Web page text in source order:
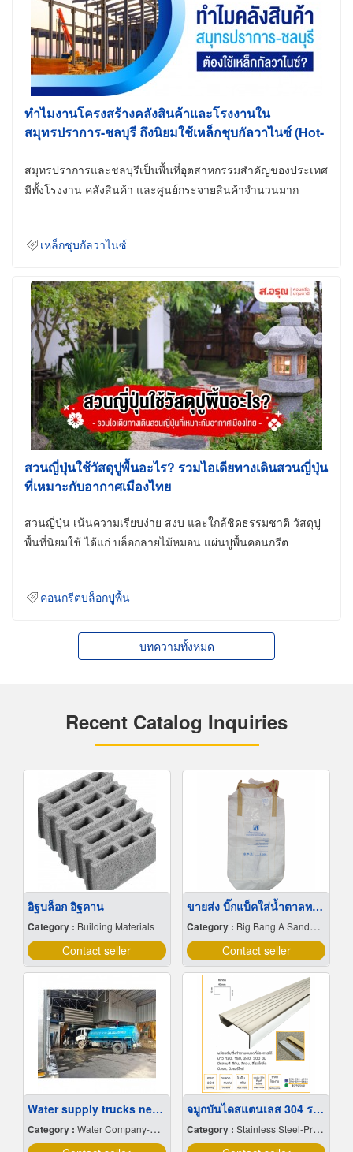
ทำไมงานโครงสร้างคลังสินค้าและโรงงานใน
สมุทรปราการ-ชลบุรี ถึงนิยมใช้เหล็กชุบกัลวาไนซ์ (Hot-
สมุทรปราการและชลบุรีเป็นพื้นที่อุตสาหกรรมสำคัญของประเทศ
มีทั้งโรงงาน คลังสินค้า และศูนย์กระจายสินค้าจำนวนมาก
เหล็กชุบกัลวาไนซ์
สวนญี่ปุ่นใช้วัสดุปูพื้นอะไร? รวมไอเดียทางเดินสวนญี่ปุ่น
ที่เหมาะกับอากาศเมืองไทย
สวนญี่ปุ่น เน้นความเรียบง่าย สงบ และใกล้ชิดธรรมชาติ วัสดุปู
พื้นที่นิยมใช้ ได้แก่ บล็อกลายไม้หมอน แผ่นปูพื้นคอนกรีต
คอนกรีตบล็อกปูพื้น
บทความทั้งหมด
Recent Catalog Inquiries
อิฐบล็อก อิฐคาน
Category : Building Materials
Contact seller
ขายส่ง บิ๊กแบ็คใส่น้ำตาลทราย สมุทรปราการ
Category : Big Bang A Sandbag.
Contact seller
Water supply trucks near me
Category : Water Company-Bulk
จมูกบันไดสแตนเลส 304 ราคาโรงงาน
Category : Stainless Steel-Products